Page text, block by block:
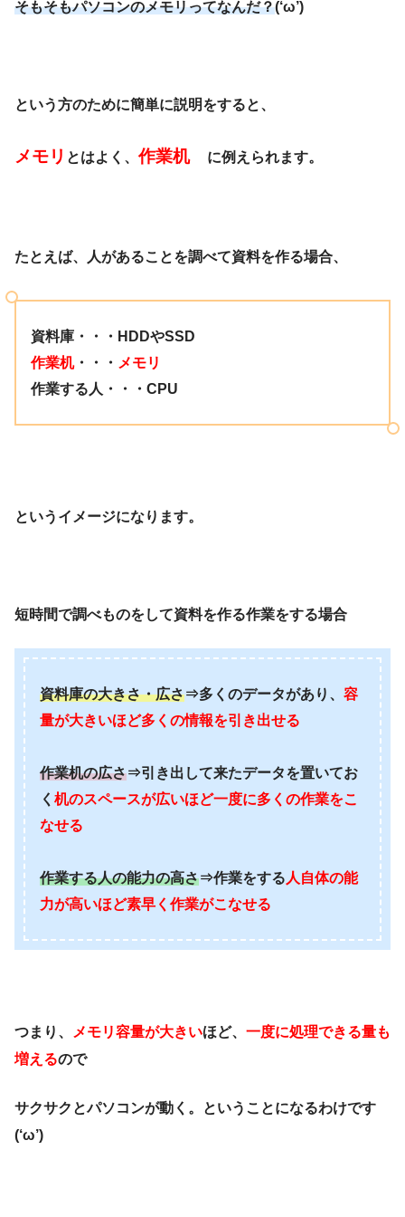
そもそもパソコンのメモリってなんだ？(‘ω’)
という方のために簡単に説明をすると、
メモリ とはよく、作業机 に例えられます。
たとえば、人があることを調べて資料を作る場合、
資料庫・・・HDDやSSD
作業机・・・ メモリ
作業する人・・・CPU
というイメージになります。
短時間で調べものをして資料を作る作業をする場合
資料庫の大きさ・広さ⇒多くのデータがあり、 容
量が大きいほど多くの情報を引き出せる
作業机の広さ⇒引き出して来たデータを置いてお
く 机のスペースが広いほど一度に多くの作業をこ
なせる
作業する人の能力の高さ⇒作業をする 人自体の能
力が高いほど素早く作業がこなせる
つまり、 メモリ容量が大きいほど、 一度に処理できる量も
増えるので
サクサクとパソコンが動く。ということになるわけです
(‘ω’)